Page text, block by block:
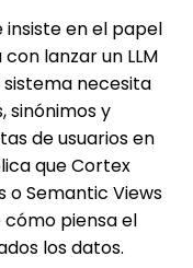
insiste en el papel
lanzar un LLM
necesita
sinónimos y
de usuarios en
que Cortex
o Semantic Views
piensa el
los datos.